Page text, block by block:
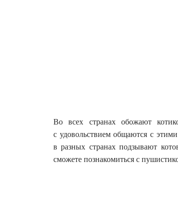
Во всех странах обожают
с удовольствием общаются с
в разных странах подзывают
сможете познакомиться с